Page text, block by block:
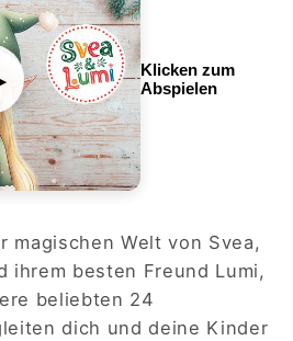
Klicken zum
Abspielen
magischen Welt von Svea,
ihrem besten Freund Lumi,
beliebten 24
dich und deine Kinder